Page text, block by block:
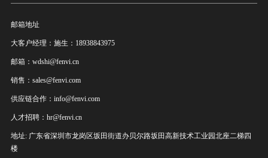
邮箱地址
大客户经理：施生：18938843975
邮箱：wdshi@fenvi.cn
销售：sales@fenvi.com
供应链合作：info@fenvi.com
人才招聘：hr@fenvi.cn
地址: 广东省深圳市龙岗区坂田街道办贝尔路坂田高新技术工业园北座二梯四
楼